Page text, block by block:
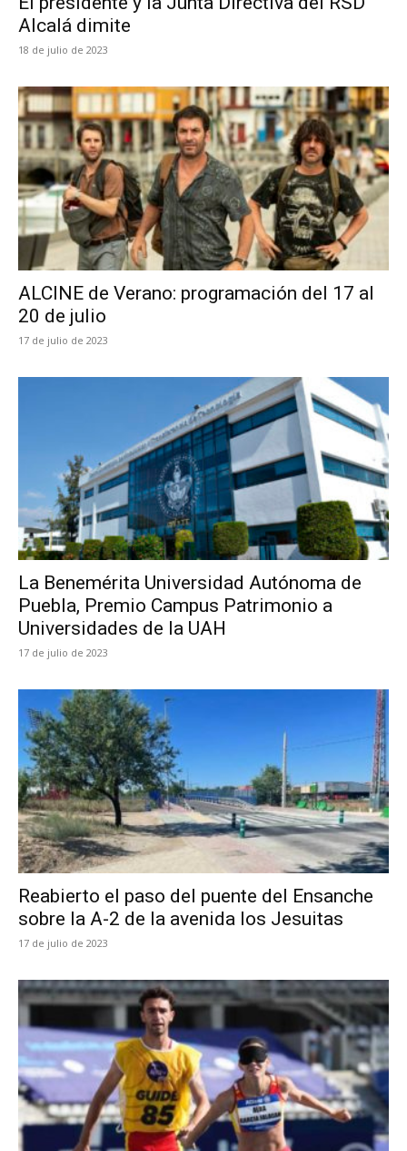
Alcalá dimite
18 de julio de 2023
ALCINE de Verano: programación del 17 al
20 de julio
17 de julio de 2023
La Benemérita Universidad Autónoma de
Puebla, Premio Campus Patrimonio a
Universidades de la UAH
17 de julio de 2023
Reabierto el paso del puente del Ensanche
sobre la A-2 de la avenida los Jesuitas
17 de julio de 2023